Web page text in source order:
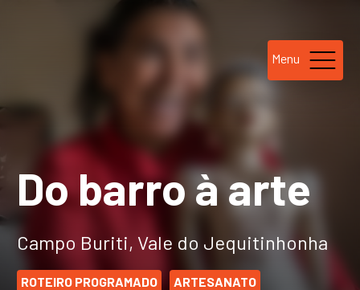
Menu
Do barro à arte
Campo Buriti, Vale do Jequitinhonha
ROTEIRO PROGRAMADO ARTESANATO